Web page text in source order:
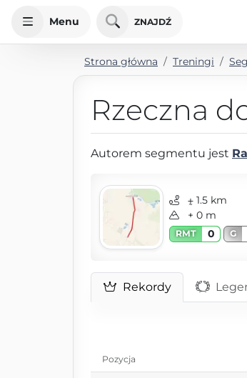
Menu ZNAJDŹ
Strona główna Treningi
Rzeczna
Autorem segmentu jest
⨦ 1.5 km
+ 0 m
RMT 0 G
Rekordy
Pozycja